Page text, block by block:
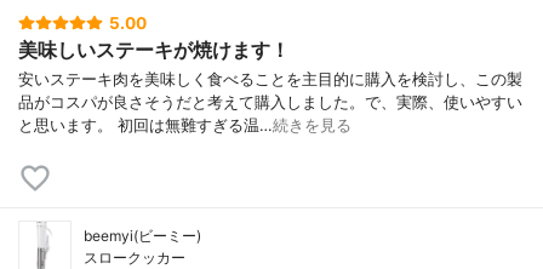
5.00
美味しいステーキが焼けます！
安いステーキ肉を美味しく食べることを主目的に購入を検討し、この製
品がコスパが良さそうだと考えて購入しました。で、実際、使いやすい
と思います。 初回は無難すぎる温…続きを見る
beemyi(ビーミー)
スロークッカー